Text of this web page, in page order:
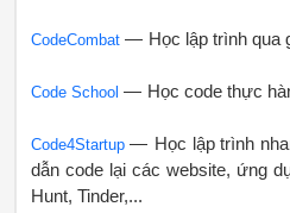
CodeCombat— Học lập trình qua
Code School — Học code thực
Code4Startup— Học lập trình
dẫn code lại các website, ứng
Hunt, Tinder,...